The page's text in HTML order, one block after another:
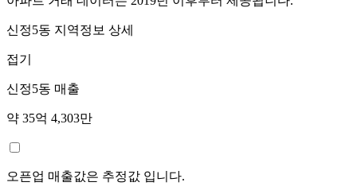
신정5동 지역정보 상세
접기
신정5동 매출
약 35억 4,303만
오픈업 매출값은 추정값 입니다.